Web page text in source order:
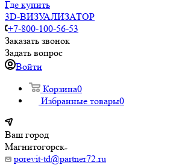
Где купить
3D-ВИЗУАЛИЗАТОР
+7-800-100-56-53
Заказать звонок
Задать вопрос
Войти
Корзина0
Избранные товары0
Ваш город
Магнитогорск
porevit-td@partner72.ru